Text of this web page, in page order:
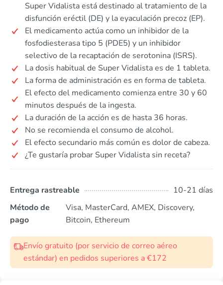
Super Vidalista está destinado al tratamiento de la
disfunción eréctil (DE) y la eyaculación precoz (EP).
El medicamento actúa como un inhibidor de la
fosfodiesterasa tipo 5 (PDE5) y un inhibidor
selectivo de la recaptación de serotonina (ISRS).
La dosis habitual de Super Vidalista es de 1 tableta.
La forma de administración es en forma de tableta.
El efecto del medicamento comienza entre 30 y 60
minutos después de la ingesta.
La duración de la acción es de hasta 36 horas.
No se recomienda el consumo de alcohol.
El efecto secundario más común es dolor de cabeza.
¿Te gustaría probar Super Vidalista sin receta?
Entrega rastreable
10-21 días
Método de
pago
Visa, MasterCard, AMEX, Discovery,
Bitcoin, Ethereum
Envío gratuito (por servicio de correo aéreo
estándar) en pedidos superiores a €172